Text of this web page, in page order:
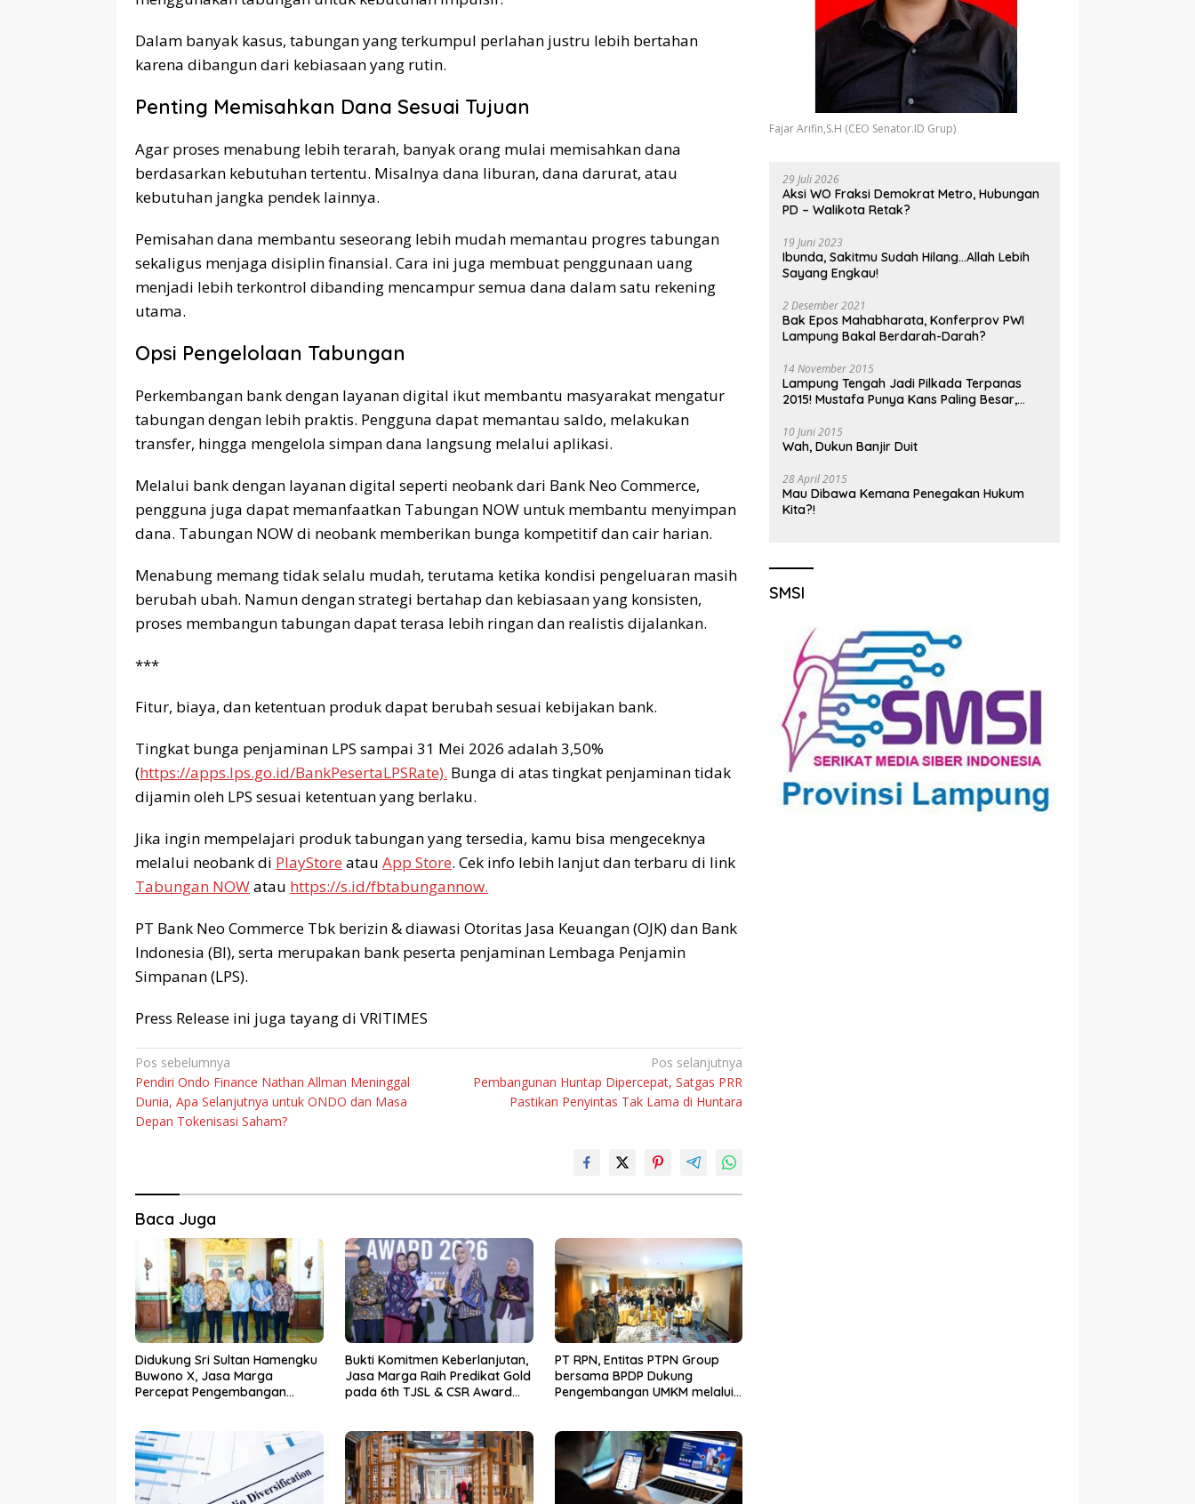
Dalam banyak kasus, tabungan yang terkumpul perlahan justru lebih bertahan
karena dibangun dari kebiasaan yang rutin.
Penting Memisahkan Dana Sesuai Tujuan
Agar proses menabung lebih terarah, banyak orang mulai memisahkan dana
berdasarkan kebutuhan tertentu. Misalnya dana liburan, dana darurat, atau
kebutuhan jangka pendek lainnya.
Pemisahan dana membantu seseorang lebih mudah memantau progres tabungan
sekaligus menjaga disiplin finansial. Cara ini juga membuat penggunaan uang
menjadi lebih terkontrol dibanding mencampur semua dana dalam satu rekening
utama.
Opsi Pengelolaan Tabungan
Perkembangan bank dengan layanan digital ikut membantu masyarakat mengatur
tabungan dengan lebih praktis. Pengguna dapat memantau saldo, melakukan
transfer, hingga mengelola simpan dana langsung melalui aplikasi.
Melalui bank dengan layanan digital seperti neobank dari Bank Neo Commerce,
pengguna juga dapat memanfaatkan Tabungan NOW untuk membantu menyimpan
dana. Tabungan NOW di neobank memberikan bunga kompetitif dan cair harian.
Menabung memang tidak selalu mudah, terutama ketika kondisi pengeluaran masih
berubah ubah. Namun dengan strategi bertahap dan kebiasaan yang konsisten,
proses membangun tabungan dapat terasa lebih ringan dan realistis dijalankan.
***
Fitur, biaya, dan ketentuan produk dapat berubah sesuai kebijakan bank.
Tingkat bunga penjaminan LPS sampai 31 Mei 2026 adalah 3,50%
(https://apps.lps.go.id/BankPesertaLPSRate). Bunga di atas tingkat penjaminan tidak
dijamin oleh LPS sesuai ketentuan yang berlaku.
Jika ingin mempelajari produk tabungan yang tersedia, kamu bisa mengeceknya
melalui neobank di PlayStore atau App Store. Cek info lebih lanjut dan terbaru di link
Tabungan NOWatau https://s.id/fbtabungannow.
PT Bank Neo Commerce Tbk berizin & diawasi Otoritas Jasa Keuangan (OJK) dan Bank
Indonesia (BI), serta merupakan bank peserta penjaminan Lembaga Penjamin
Simpanan (LPS).⁣
Press Release ini juga tayang di VRITIMES
Navigasi
pos
Pos sebelumnya
Pendiri Ondo Finance Nathan Allman Meninggal
Dunia, Apa Selanjutnya untuk ONDO dan Masa
Depan Tokenisasi Saham?
Pos selanjutnya
Pembangunan Huntap Dipercepat, Satgas PRR
Pastikan Penyintas Tak Lama di Huntara
Baca Juga
Didukung Sri Sultan Hamengku
Buwono X, Jasa Marga
Percepat Pengembangan
DIY
Bukti Komitmen Keberlanjutan,
Jasa Marga Raih Predikat Gold
pada 6th TJSL & CSR Award
PT RPN, Entitas PTPN Group
bersama BPDP Dukung
Pengembangan UMKM melalui
Fajar Arifin,S.H (CEO Senator.ID Grup)
29 Juli 2026
Aksi WO Fraksi Demokrat Metro, Hubungan
PD – Walikota Retak?
19 Juni 2023
Ibunda, Sakitmu Sudah Hilang…Allah Lebih
Sayang Engkau!
2 Desember 2021
Bak Epos Mahabharata, Konferprov PWI
Lampung Bakal Berdarah-Darah?
14 November 2015
Lampung Tengah Jadi Pilkada Terpanas
2015! Mustafa Punya Kans Paling Besar,
10 Juni 2015
Wah, Dukun Banjir Duit
28 April 2015
Mau Dibawa Kemana Penegakan Hukum
Kita?!
SMSI